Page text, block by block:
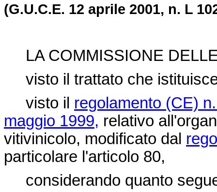
(G.U.C.E. 12 aprile 2001, n. L
LA COMMISSIONE
visto il trattato che
visto il regolamento (CE)
maggio 1999, relativo
vitivinicolo, modificato dal
particolare l'articolo 80,
considerando quanto